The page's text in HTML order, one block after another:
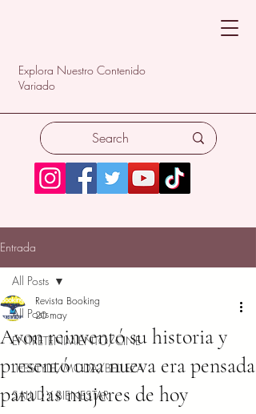
Explora Nuestro Contenido
Variado
Entrada
All Posts
ENTRETENIMIENTO/CINE
LIFESTYLE/MODA/BELLEZA
SALUD Y BIENESTAR
All Posts
Avon reinventó su historia y
presentó una nueva era pensada
para las mujeres de hoy
Revista Booking
20 may